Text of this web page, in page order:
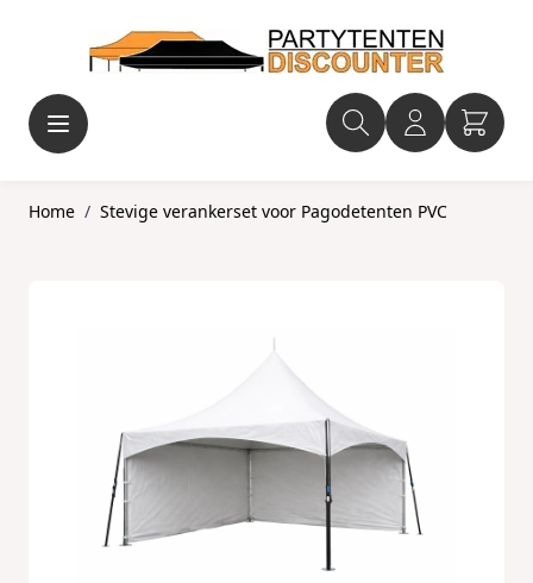
Home / Stevige verankerset voor Pagodetenten PVC